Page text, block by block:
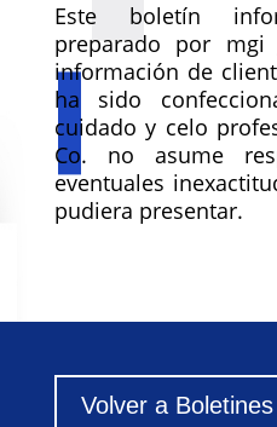
Este boletín
preparado por mgi
información de
ha sido
cuidado y celo
Co. no asume
eventuales
pudiera presentar.
Volver a Boletines